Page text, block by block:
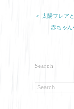
＜ 太陽フレア
赤ちゃ
Search